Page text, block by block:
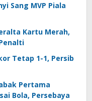
Sang MVP Piala
Kartu Merah,
Tetap 1-1, Persib
Pertama
Bola, Persebaya